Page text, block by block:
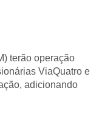
terão operação
ViaQuatro e
adicionando